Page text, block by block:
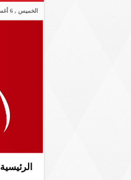
الخميس , 6 أغسطس 2026
الرئيسية